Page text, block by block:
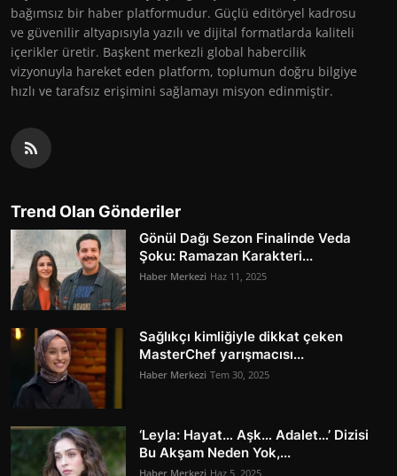
bağımsız bir haber platformudur. Güçlü editöryel kadrosu
ve güvenilir altyapısıyla yazılı ve dijital formatlarda kaliteli
içerikler üretir. Başkent merkezli global habercilik
vizyonuyla hareket eden platform, toplumun doğru bilgiye
hızlı ve tarafsız erişimini sağlamayı misyon edinmiştir.
Trend Olan Gönderiler
Gönül Dağı Sezon Finalinde Veda
Şoku: Ramazan Karakteri...
Haber Merkezi Haz 11, 2025
Sağlıkçı kimliğiyle dikkat çeken
MasterChef yarışmacısı...
Haber Merkezi Tem 30, 2025
‘Leyla: Hayat… Aşk… Adalet…’ Dizisi
Bu Akşam Neden Yok,...
Haber Merkezi Haz 5, 2025